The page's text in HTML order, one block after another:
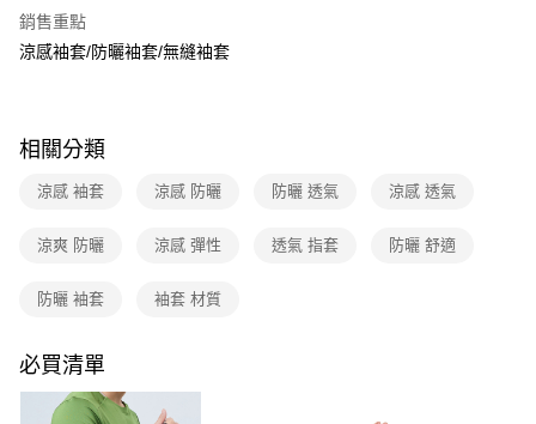
大哥付你分期
相關說明
成交易。
4.訂單成立30分鐘內，如未前往確認交易或遇審核未通過，訂單將自動取
法說明評估內容。
醒簡訊。
【注意事項】
1.本服務係由「台灣大哥大股份有限公司」（以下簡稱本公司）所提供，讓
運送方式
付款後全家取貨
萊爾富取貨付款
每筆NT$80，滿NT$790(含以上)免運費
銷售重點
涼感袖套/防曬袖套/無縫袖套
相關分類
涼感 袖套 涼感 防曬 防曬 透氣 涼感 透氣
涼爽 防曬 涼感 彈性 透氣 指套 防曬 舒適
防曬 袖套 袖套 材質
必買清單